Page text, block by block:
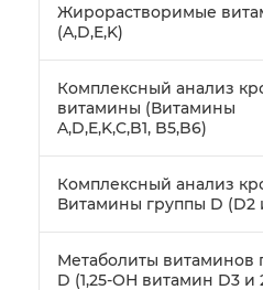
Жирорастворимые
(A,D,E,K)
Комплексный анализ
витамины (Витамины
A,D,E,K,C,B1, B5,B6)
Комплексный анализ
Витамины группы D (D2
Метаболиты витаминов
D (1,25-ОН витамин D3 и